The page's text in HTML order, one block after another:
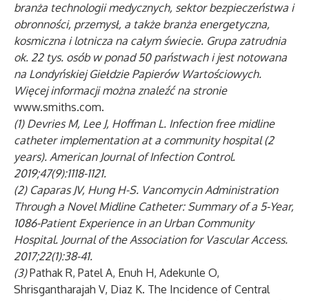
branża technologii medycznych, sektor bezpieczeństwa i
obronności, przemysł, a także branża energetyczna,
kosmiczna i lotnicza na całym świecie. Grupa zatrudnia
ok. 22 tys. osób w ponad 50 państwach i jest notowana
na Londyńskiej Giełdzie Papierów Wartościowych.
Więcej informacji można znaleźć na stronie
www.smiths.com.
(1) Devries M, Lee J, Hoffman L. Infection free midline
catheter implementation at a community hospital (2
years). American Journal of Infection Control.
2019;47(9):1118-1121.
(2) Caparas JV, Hung H-S. Vancomycin Administration
Through a Novel Midline Catheter: Summary of a 5-Year,
1086-Patient Experience in an Urban Community
Hospital. Journal of the Association for Vascular Access.
2017;22(1):38-41.
(3)Pathak R, Patel A, Enuh H, Adekunle O,
Shrisgantharajah V, Diaz K. The Incidence of Central